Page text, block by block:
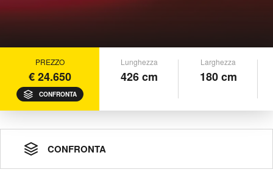
PREZZO
€ 24.650
CONFRONTA
Lunghezza
426 cm
Larghezza
180 cm
CONFRONTA